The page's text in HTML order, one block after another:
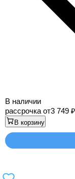
В наличии
рассрочка от3 749
В корзину